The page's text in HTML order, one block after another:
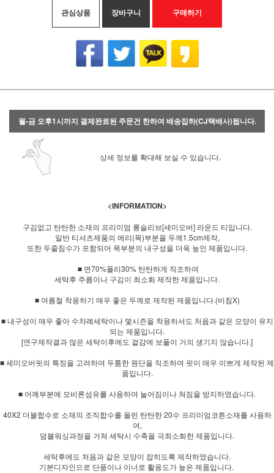
관심상품 장바구니 구매하기
월-금 오후1시까지 결제완료된 주문건 한하여 배송집하(CJ택배사)됩니다.
상세 정보를 확대해 보실 수 있습니다.
<INFORMATION>
구김없고 탄탄한 소재의 프리미엄 롱슬리브[세미오버] 라운드 티입니다.
일반 티셔츠제품의 에리(목)부분을 두께1.5cm제작,
또한 두줄침수가 포함되어 목부분의 내구성을 더욱 높인 제품입니다.
■ 면70%폴리30% 탄탄하게 직조하여
세탁후 주름이나 구김이 최소화 제작한 제품입니다.
■ 여름철 착용하기 매우 좋은 두께로 제작된 제품입니다.(비침X)
■ 내구성이 매우 좋아 수차례세탁이나 몇시즌을 착용하셔도 처음과 같은 모양이 유지
되는 제품입니다.
[연구제작결과 많은 세탁이후에도 겉감에 보풀이 거의 생기지 않습니다.]
■ 세미오버핏의 특징을 고려하여 두툼한 원단을 직조하여 핏이 매우 이쁘게 제작된 제
품입니다.
■ 어께부분에 모비론섬유를 사용하여 늘어짐이나 쳐짐을 방지하였습니다.
40X2 더블합수로 소재의 조직합수를 올린 탄탄한 20수 프리미엄코튼소재를 사용하
여,
덤블워싱과정을 거쳐 세탁시 수축을 극최소화한 제품입니다.
세탁후에도 처음과 같은 모양이 잡히도록 제작하였습니다.
기본디자인으로 단품이나 이너로 활용도가 높은 제품입니다.